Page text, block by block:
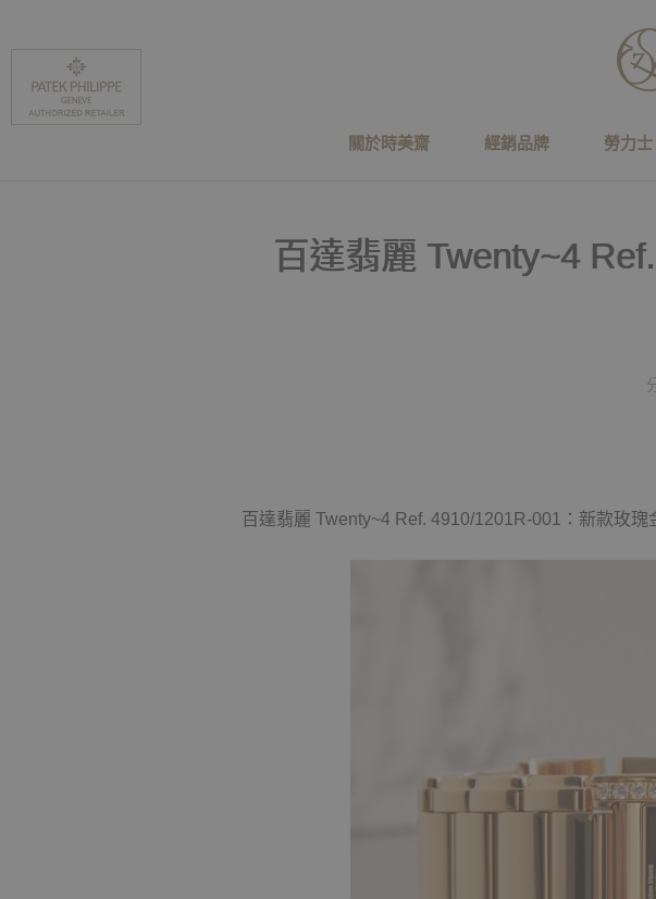
關於時美齋 經銷品牌 勞力士
百達翡麗 Twenty~4
百達翡麗 Twenty~4 Ref. 4910/1201R-001：新款玫